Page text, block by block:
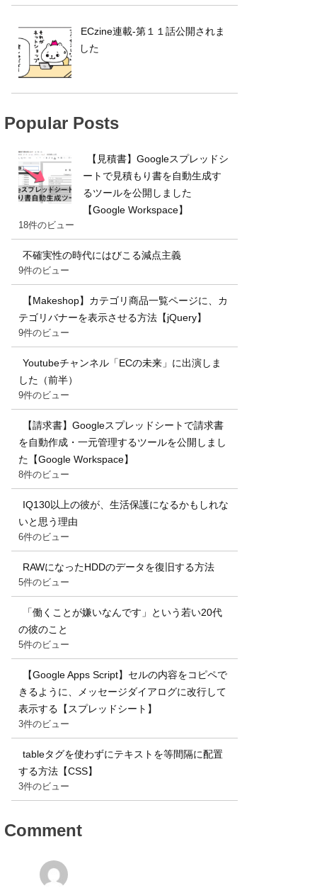
ECzine連載-第１１話公開されま
した
Popular Posts
【見積書】Googleスプレッドシ
ートで見積もり書を自動生成す
るツールを公開しました
【Google Workspace】
18件のビュー
不確実性の時代にはびこる減点主義
9件のビュー
【Makeshop】カテゴリ商品一覧ページに、カ
テゴリバナーを表示させる方法【jQuery】
9件のビュー
Youtubeチャンネル「ECの未来」に出演しま
した（前半）
9件のビュー
【請求書】Googleスプレッドシートで請求書
を自動作成・一元管理するツールを公開しまし
た【Google Workspace】
8件のビュー
IQ130以上の彼が、生活保護になるかもしれな
いと思う理由
6件のビュー
RAWになったHDDのデータを復旧する方法
5件のビュー
「働くことが嫌いなんです」という若い20代
の彼のこと
5件のビュー
【Google Apps Script】セルの内容をコピペで
きるように、メッセージダイアログに改行して
表示する【スプレッドシート】
3件のビュー
tableタグを使わずにテキストを等間隔に配置
する方法【CSS】
3件のビュー
Comment